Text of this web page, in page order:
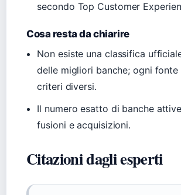
secondo Top Customer
Cosa resta da chiarire
Non esiste una classifica
delle migliori banche; ogni fonte
criteri diversi.
Il numero esatto di banche
fusioni e acquisizioni.
Citazioni dagli esperti